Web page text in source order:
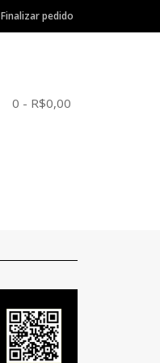
Finalizar pedido
0 - R$0,00